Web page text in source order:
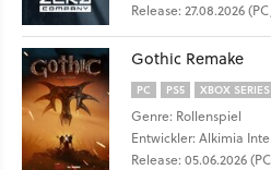
Release: 27.08.2026
Gothic Remake
PC PS5 XBOX
Genre: Rollenspiel
Entwickler: Alkimia
Release: 05.06.2026